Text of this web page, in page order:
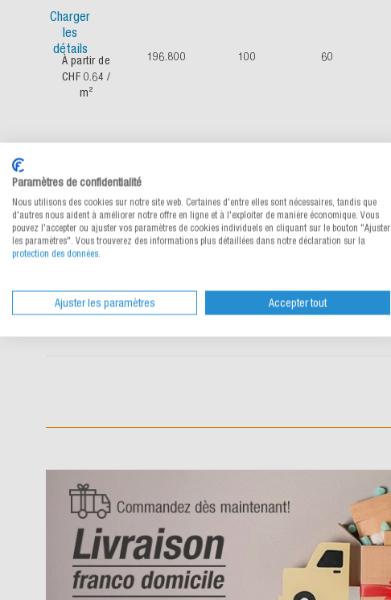
Charger
les
détails
À partir de
CHF 0.64 /
m²
196.800 100 60
Charger
les
détails
À partir de
m²
Paramètres de confidentialité
Nous utilisons des cookies sur notre site web. Certaines d'entre elles sont nécessaires, tandis que
d'autres nous aident à améliorer notre offre en ligne et à l'exploiter de manière économique. Vous
pouvez l'accepter ou ajuster vos paramètres de cookies individuels en cliquant sur le bouton "Ajuster
les paramètres". Vous trouverez des informations plus détaillées dans notre déclaration sur la
protection des données.
Ajuster les paramètres Accepter tout